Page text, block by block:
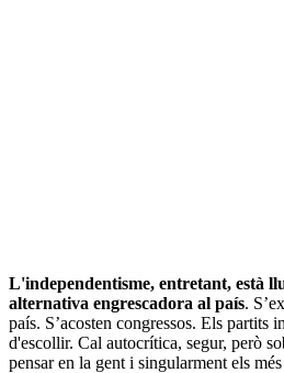
L'independentisme, entretant, està
alternativa engrescadora al país.
país. S’acosten congressos. Els partits
d'escollir. Cal autocrítica, segur, però
pensar en la gent i singularment els